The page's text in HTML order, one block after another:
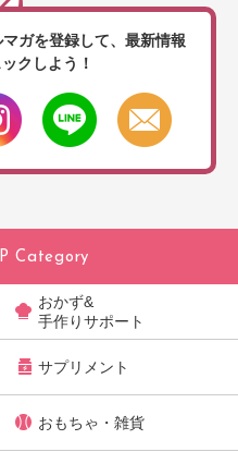
ガを登録して、 最新情報
クしよう！
Category
おかず&
手作りサポート
サプリメント
おもちゃ・雑貨